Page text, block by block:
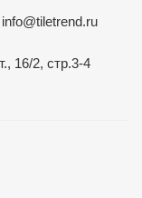
info@tiletrend.ru
16/2, стр.3-4